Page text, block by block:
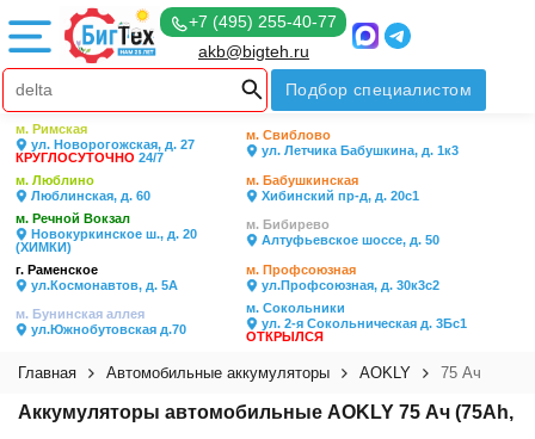
+7 (495) 255-40-77
akb@bigteh.ru
Подбор специалистом
м. Римская
ул. Новорогожская, д. 27
КРУГЛОСУТОЧНО 24/7
м. Свиблово
ул. Летчика Бабушкина, д. 1к3
м. Люблино
Люблинская, д. 60
м. Бабушкинская
Хибинский пр-д, д. 20с1
м. Речной Вокзал
Новокуркинское ш., д. 20
(ХИМКИ)
м. Бибирево
Алтуфьевское шоссе, д. 50
г. Раменское
ул.Космонавтов, д. 5А
м. Профсоюзная
ул.Профсоюзная, д. 30к3с2
м. Бунинская аллея
ул.Южнобутовская д.70
м. Сокольники
ул. 2-я Сокольническая д. 3Бс1
ОТКРЫЛСЯ
Главная Автомобильные аккумуляторы AOKLY 75 Ач
Аккумуляторы автомобильные AOKLY 75 Ач (75Ah,